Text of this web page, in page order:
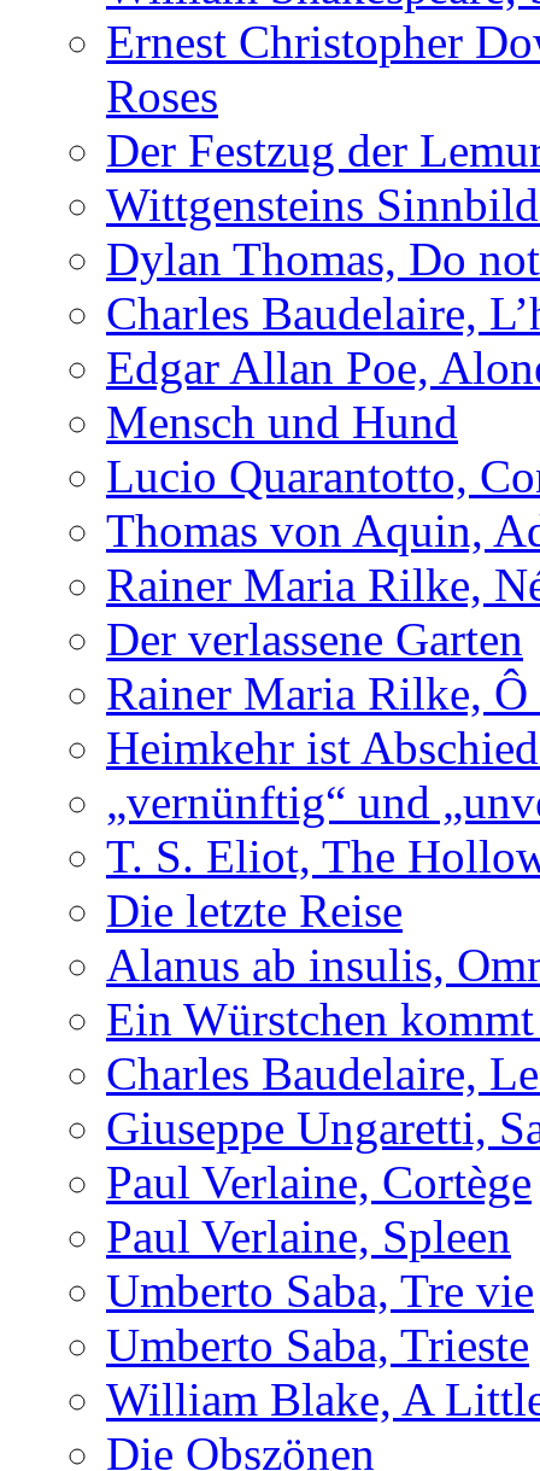
Ernest Christopher
Roses
Der Festzug der
Wittgensteins
Dylan Thomas, Do
Charles Baudelaire,
Edgar Allan Poe,
Mensch und Hund
Lucio Quarantotto,
Thomas von Aquin,
Rainer Maria Rilke,
Der verlassene Garten
Rainer Maria Rilke, Ô
Heimkehr ist
„vernünftig“ und
T. S. Eliot, The
Die letzte Reise
Alanus ab insulis,
Ein Würstchen
Charles Baudelaire,
Giuseppe Ungaretti,
Paul Verlaine, Cortège
Paul Verlaine, Spleen
Umberto Saba, Tre vie
Umberto Saba, Trieste
William Blake, A
Die Obszönen